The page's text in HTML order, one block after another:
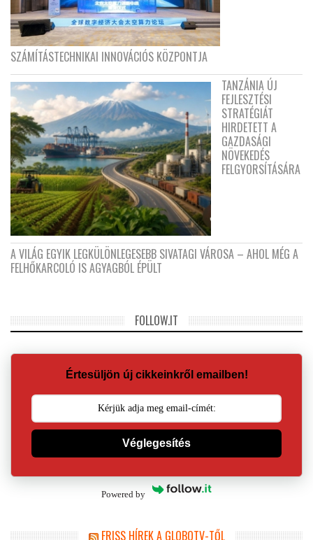
SZÁMÍTÁSTECHNIKAI INNOVÁCIÓS KÖZPONTJA
TANZÁNIA ÚJ
FEJLESZTÉSI
STRATÉGIÁT
HIRDETETT A
GAZDASÁGI
NÖVEKEDÉS
FELGYORSÍTÁSÁRA
A VILÁG EGYIK LEGKÜLÖNLEGESEBB SIVATAGI VÁROSA – AHOL MÉG A
FELHŐKARCOLÓ IS AGYAGBÓL ÉPÜLT
FOLLOW.IT
Értesüljön új cikkeinkről emailben!
Véglegesítés
Powered by
FRISS HÍREK A GLOBOTV-TŐL